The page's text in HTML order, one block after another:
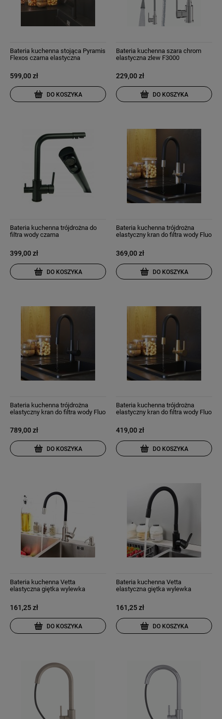
Bateria kuchenna stojąca Pyramis
Flexos czarna elastyczna
599,00 zł
DO KOSZYKA
Bateria kuchenna szara chrom
elastyczna zlew F3000
229,00 zł
DO KOSZYKA
Bateria kuchenna trójdrożna do
filtra wody czarna
399,00 zł
DO KOSZYKA
Bateria kuchenna trójdrożna
elastyczny kran do filtra wody Fluo
369,00 zł
DO KOSZYKA
Bateria kuchenna trójdrożna
elastyczny kran do filtra wody Fluo
789,00 zł
DO KOSZYKA
Bateria kuchenna trójdrożna
elastyczny kran do filtra wody Fluo
419,00 zł
DO KOSZYKA
Bateria kuchenna Vetta
elastyczna giętka wylewka
161,25 zł
DO KOSZYKA
Bateria kuchenna Vetta
elastyczna giętka wylewka
161,25 zł
DO KOSZYKA